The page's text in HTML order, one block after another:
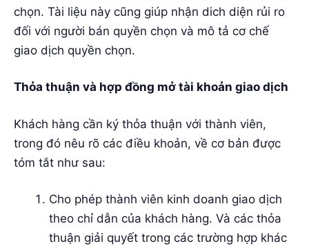
chọn. Tài liệu này cũng giúp nhận dich diện rủi ro
đối với người bán quyền chọn và mô tả cơ chế
giao dịch quyền chọn.
Thỏa thuận và hợp đồng mở tài khoản giao dịch
Khách hàng cần ký thỏa thuận với thành viên,
trong đó nêu rõ các điều khoản, về cơ bản được
tóm tắt như sau:
Cho phép thành viên kinh doanh giao dịch
theo chỉ dẫn của khách hàng. Và các thỏa
thuận giải quyết trong các trường hợp khác